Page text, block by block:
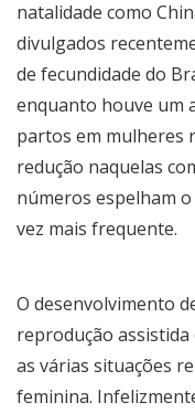
natalidade como
divulgados
de fecundidade do
enquanto houve um
partos em mulheres
redução naquelas
números espelham
vez mais frequente.
O desenvolvimento
reprodução
as várias situações
feminina.